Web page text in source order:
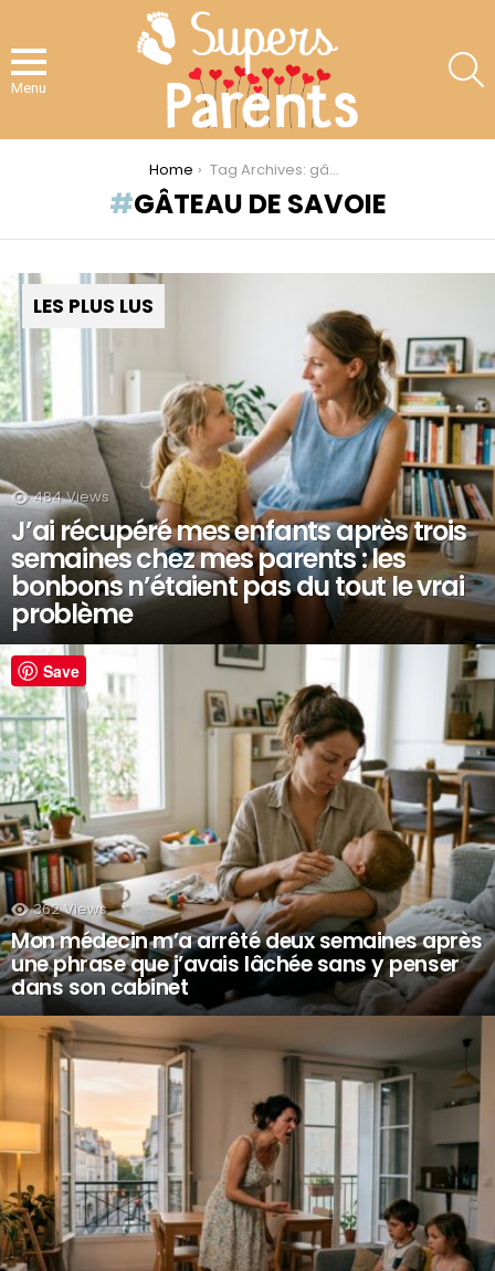
Menu
Home Tag Archives: gâteau de savoie
GÂTEAU DE SAVOIE
LES PLUS LUS
484 Views
J’ai récupéré mes enfants après trois
semaines chez mes parents : les
bonbons n’étaient pas du tout le vrai
problème
362 Views
Mon médecin m’a arrêté deux semaines après
une phrase que j’avais lâchée sans y penser
dans son cabinet
Save